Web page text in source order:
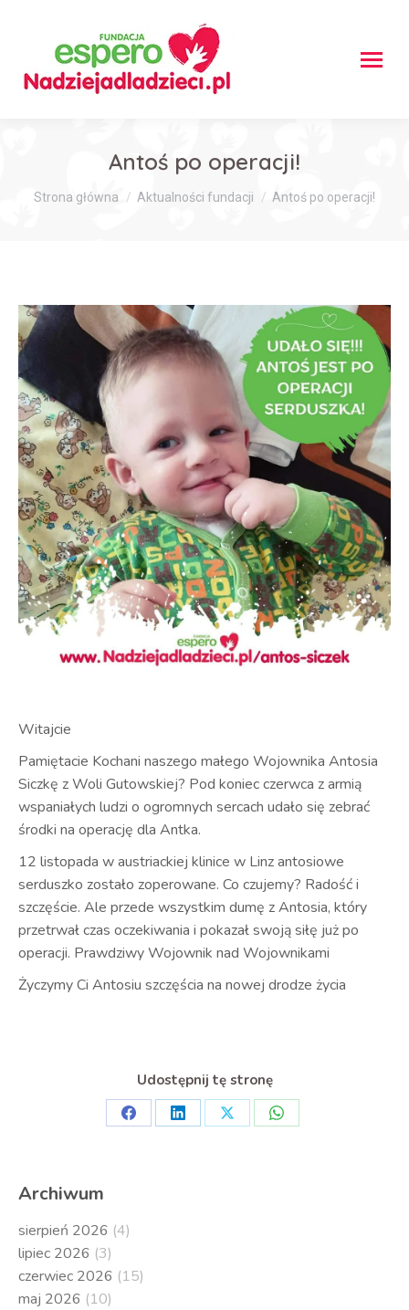
Antoś po operacji!
Jesteś tutaj:
Strona główna Aktualności fundacji Antoś po operacji!
Witajcie
Pamiętacie Kochani naszego małego Wojownika Antosia
Siczkę z Woli Gutowskiej? Pod koniec czerwca z armią
wspaniałych ludzi o ogromnych sercach udało się zebrać
środki na operację dla Antka.
12 listopada w austriackiej klinice w Linz antosiowe
serduszko zostało zoperowane. Co czujemy? Radość i
szczęście. Ale przede wszystkim dumę z Antosia, który
przetrwał czas oczekiwania i pokazał swoją siłę już po
operacji. Prawdziwy Wojownik nad Wojownikami
Życzymy Ci Antosiu szczęścia na nowej drodze życia
Udostępnij tę stronę
Share
Share
Share
Share
Archiwum
sierpień 2026 (4)
lipiec 2026 (3)
czerwiec 2026 (15)
maj 2026 (10)